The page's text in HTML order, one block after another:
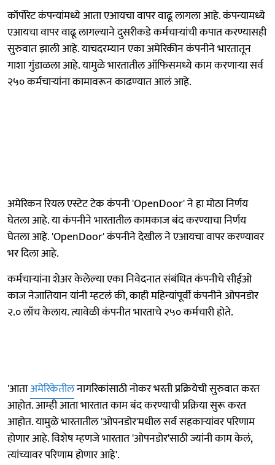
कॉर्पोरेट कंपन्यांमध्ये आता एआयचा वापर वाढू लागला आहे. कंपन्यामध्ये
एआयचा वापर वाढू लागल्याने दुसरीकडे कर्मचाऱ्यांची कपात करण्यासही
सुरुवात झाली आहे. याचदरम्यान एका अमेरिकीन कंपनीने भारतातून
गाशा गुंडाळला आहे. यामुळे भारतातील ऑफिसमध्ये काम करणाऱ्या सर्व
२५० कर्मचाऱ्यांना कामावरून काढण्यात आलं आहे.
अमेरिकन रियल एस्टेट टेक कंपनी 'OpenDoor' ने हा मोठा निर्णय
घेतला आहे. या कंपनीने भारतातील कामकाज बंद करण्याचा निर्णय
घेतला आहे. 'OpenDoor' कंपनीने देखील ने एआयचा वापर करण्यावर
भर दिला आहे.
कर्मचाऱ्यांना शेअर केलेल्या एका निवेदनात संबंधित कंपनीचे सीईओ
काज नेजातियान यांनी म्हटलं की, काही महिन्यांपूर्वी कंपनीने ओपनडोर
२.० लाँच केलाय. त्यावेळी कंपनीत भारताचे २५० कर्मचारी होते.
'आताअमेरिकेतीलनागरिकांसाठी नोकर भरती प्रक्रियेची सुरुवात करत
आहोत. आम्ही आता भारतात काम बंद करण्याची प्रक्रिया सुरू करत
आहोत. यामुळे भारतातील 'ओपनडोर'मधील सर्व सहकाऱ्यांवर परिणाम
होणार आहे. विशेष म्हणजे भारतात 'ओपनडोर'साठी ज्यांनी काम केलं,
त्यांच्यावर परिणाम होणार आहे'.